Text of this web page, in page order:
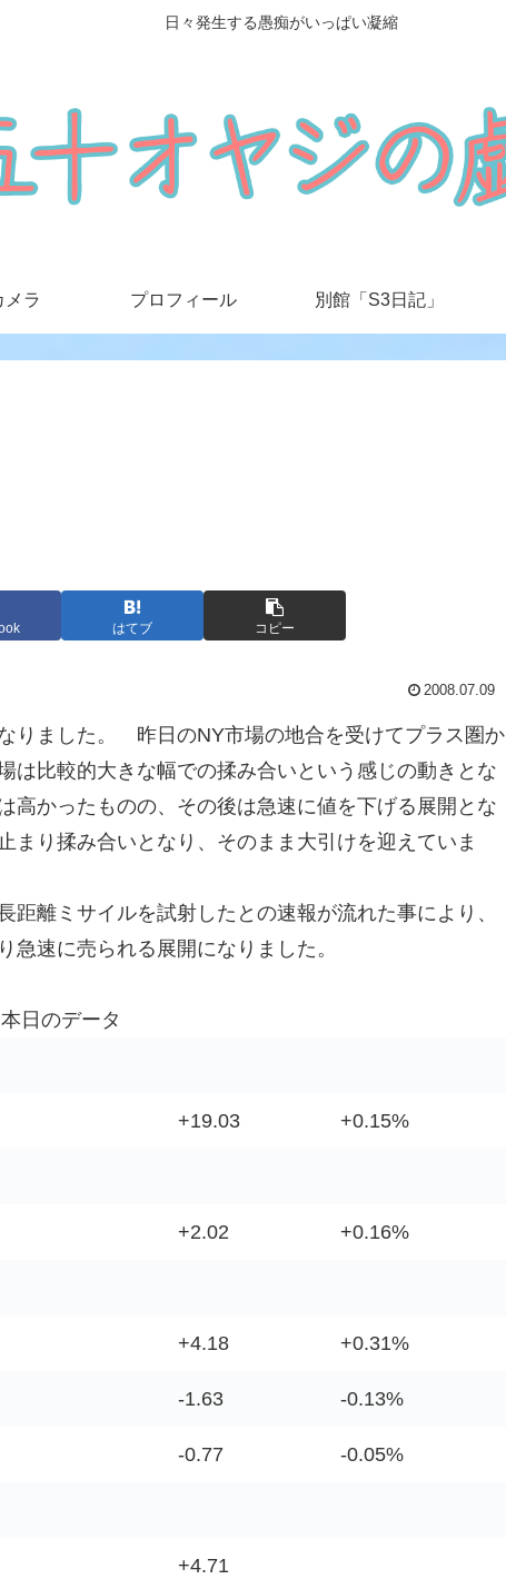
日々発生する愚痴がいっぱい凝縮
メラ プロフィール 別館「S3日記」
はてブ コピー
2008.07.09
りました。 昨日のNY市場の地合を受けてプラス圏か
は比較的大きな幅での揉み合いという感じの動きとな
かったものの、その後は急速に値を下げる展開とな
り揉み合いとなり、そのまま大引けを迎えていま
離ミサイルを試射したとの速報が流れた事により、
速に売られる展開になりました。
本日のデータ
+19.03 +0.15%
+2.02 +0.16%
+4.18 +0.31%
-1.63 -0.13%
-0.77 -0.05%
+4.71